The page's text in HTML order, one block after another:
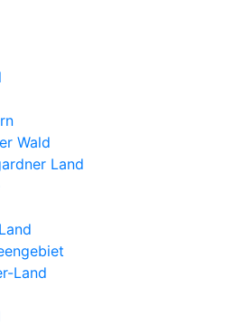
Wald
Land
Land